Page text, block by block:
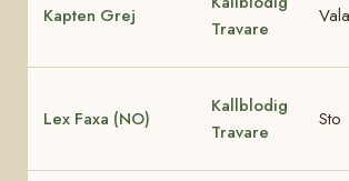
Kapten Grej
Travare
Lex Faxa (NO)
Kallblodig
Travare
Sto